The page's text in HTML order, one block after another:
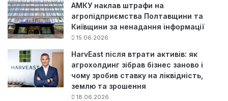
АМКУ наклав штрафи на
агропідприємства Полтавщини та
Київщини за ненадання інформації
15.06.2026
HarvEast після втрати активів: як
агрохолдинг зібрав бізнес заново і
чому зробив ставку на ліквідність,
землю та зрошення
18.06.2026